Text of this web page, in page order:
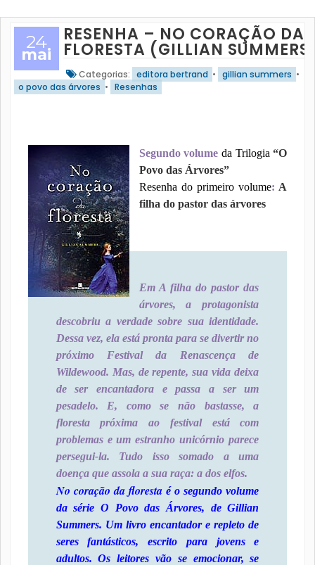
24
mai
RESENHA – NO CORAÇÃO DA
FLORESTA (GILLIAN
Categorias: editora bertrand • gillian summers •
o povo das árvores • Resenhas
Segundo volume da Trilogia“O
Povo das Árvores”
Resenha do primeiro volume: A
filha do pastor das árvores
EmA filha do pastor das
árvores, a protagonista
descobriu a verdade sobre sua identidade.
Dessa vez, ela está pronta para se divertir no
próximo Festival da Renascença de
Wildewood. Mas, de repente, sua vida deixa
de ser encantadora e passa a ser um
pesadelo. E, como se não bastasse, a
floresta próxima ao festival está com
problemas e um estranho unicórnio parece
persegui-la. Tudo isso somado a uma
doença que assola a sua raça: a dos elfos.
No coração da florestaé o segundo volume
da série O Povo das Árvores, de Gillian
Summers. Um livro encantador e repleto de
seres fantásticos, escrito para jovens e
adultos. Os leitores vão se emocionar, se